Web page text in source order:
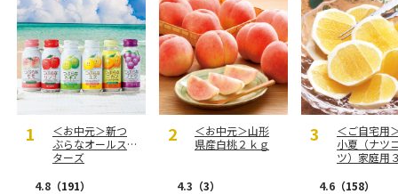
＜お中元＞新つ
ぶらなオールス
ターズ
4.8 （191）
＜お中元＞山形
県産白桃２ｋｇ
4.3 （3）
＜ご自宅用
小夏（ナツ
ツ）家庭用
4.6 （158）